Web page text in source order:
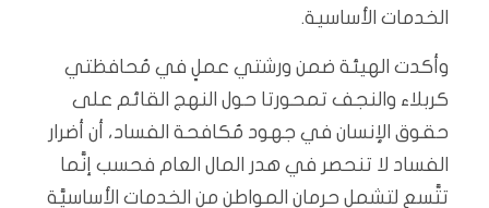
الخدمات الأساسية.
وأكدت الهيئة ضمن ورشتي عملٍ في مُحافظتي
كربلاء والنجف تمحورتا حول النهج القائم على
حقوق الإنسان في جهود مُكافحة الفساد، أن أضرار
الفساد لا تنحصر في هدر المال العام فحسب إنَّما
تتَّسع لتشمل حرمان المواطن من الخدمات الأساسيَّة